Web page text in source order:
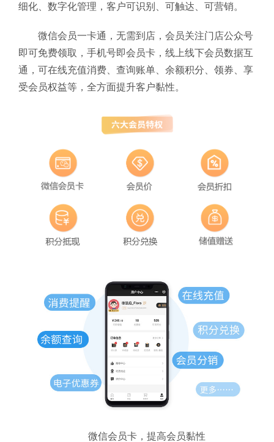
细化、数字化管理，客户可识别、可触达、可营销。
微信会员一卡通，无需到店，会员关注门店公众号
即可免费领取，手机号即会员卡，线上线下会员数据互
通，可在线充值消费、查询账单、余额积分、领券、享
受会员权益等，全方面提升客户黏性。
微信会员卡，提高会员黏性